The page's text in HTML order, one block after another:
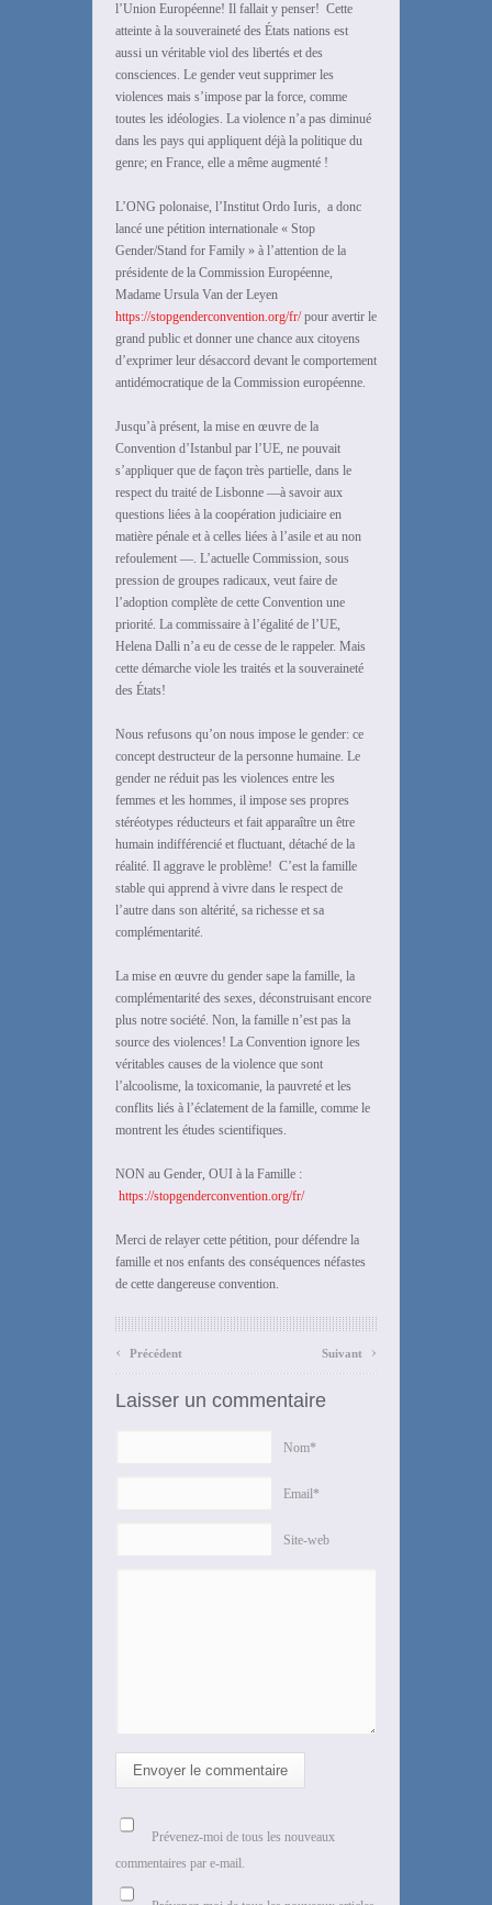
l’Union Européenne! Il fallait y penser! Cette
atteinte à la souveraineté des États nations est
aussi un véritable viol des libertés et des
consciences. Le gender veut supprimer les
violences mais s’impose par la force, comme
toutes les idéologies. La violence n’a pas diminué
dans les pays qui appliquent déjà la politique du
genre; en France, elle a même augmenté !
L’ONG polonaise, l’Institut Ordo Iuris, a donc
lancé une pétition internationale « Stop
Gender/Stand for Family » à l’attention de la
présidente de la Commission Européenne,
Madame Ursula Van der Leyen
https://stopgenderconvention.org/fr/pour avertir le
grand public et donner une chance aux citoyens
d’exprimer leur désaccord devant le comportement
antidémocratique de la Commission européenne.
Jusqu’à présent, la mise en œuvre de la
Convention d’Istanbul par l’UE, ne pouvait
s’appliquer que de façon très partielle, dans le
respect du traité de Lisbonne —à savoir aux
questions liées à la coopération judiciaire en
matière pénale et à celles liées à l’asile et au non
refoulement —. L’actuelle Commission, sous
pression de groupes radicaux, veut faire de
l’adoption complète de cette Convention une
priorité. La commissaire à l’égalité de l’UE,
Helena Dalli n’a eu de cesse de le rappeler. Mais
cette démarche viole les traités et la souveraineté
des États!
Nous refusons qu’on nous impose le gender: ce
concept destructeur de la personne humaine. Le
gender ne réduit pas les violences entre les
femmes et les hommes, il impose ses propres
stéréotypes réducteurs et fait apparaître un être
humain indifférencié et fluctuant, détaché de la
réalité. Il aggrave le problème! C’est la famille
stable qui apprend à vivre dans le respect de
l’autre dans son altérité, sa richesse et sa
complémentarité.
La mise en œuvre du gender sape la famille, la
complémentarité des sexes, déconstruisant encore
plus notre société. Non, la famille n’est pas la
source des violences! La Convention ignore les
véritables causes de la violence que sont
l’alcoolisme, la toxicomanie, la pauvreté et les
conflits liés à l’éclatement de la famille, comme le
montrent les études scientifiques.
NON au Gender, OUI à la Famille :
https://stopgenderconvention.org/fr/
Merci de relayer cette pétition, pour défendre la
famille et nos enfants des conséquences néfastes
de cette dangereuse convention.
‹ Précédent Suivant ›
Laisser un commentaire
Nom*
Email*
Site-web
Envoyer le commentaire
Prévenez-moi de tous les nouveaux
commentaires par e-mail.